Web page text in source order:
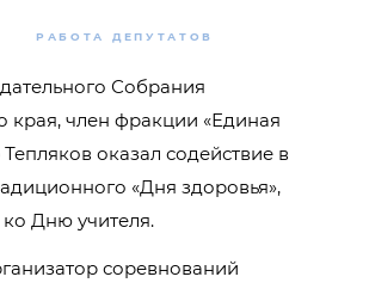
РАБОТА ДЕПУТАТОВ
Собрания
края, член фракции «Единая
оказал содействие в
«Дня здоровья»,
Дню учителя.
соревнований